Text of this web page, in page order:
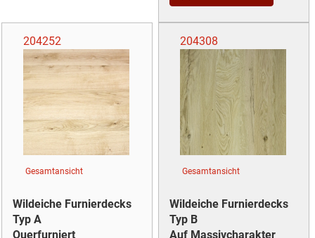
204252
Gesamtansicht
Wildeiche Furnierdecks
Typ A
Querfurniert
204308
Gesamtansicht
Wildeiche Furnierdecks
Typ B
Auf Massivcharakter